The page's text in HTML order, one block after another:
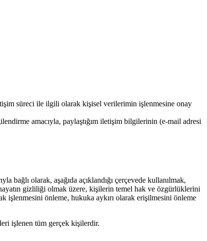
süreci ile ilgili olarak kişisel verilerimin işlenmesine onay
amacıyla, paylaştığım iletişim bilgilerinin (e-mail adresi
bağlı olarak, aşağıda açıklandığı çerçevede kullanılmak,
gizliliği olmak üzere, kişilerin temel hak ve özgürlüklerini
işlenmesini önleme, hukuka aykırı olarak erişilmesini önleme
işlenen tüm gerçek kişilerdir.